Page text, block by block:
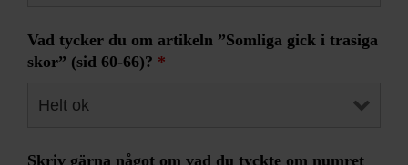
Vad tycker du om artikeln ”Somliga gick i trasiga
skor” (sid 60-66)? *
Skriv gärna något om vad du tyckte om numret